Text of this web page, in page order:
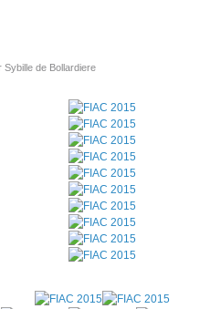
Sybille de Bollardiere